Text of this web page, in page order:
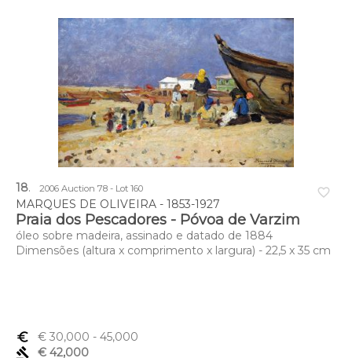
favorite_border
18. 2006 Auction 78 - Lot 160
MARQUES DE OLIVEIRA - 1853-1927
Praia dos Pescadores - Póvoa de Varzim
óleo sobre madeira, assinado e datado de 1884
Dimensões (altura x comprimento x largura) - 22,5 x 35 cm
euro_symbol € 30,000 - 45,000
gavel
€ 42,000